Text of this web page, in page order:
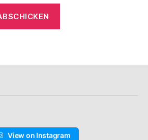
View on Instagram